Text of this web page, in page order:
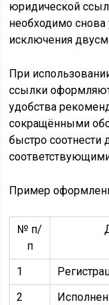
юридической
необходимо снова
исключения
При
ссылки
удобства
сокращёнными
быстро соотнести
Пример
№ п/
п
1
2